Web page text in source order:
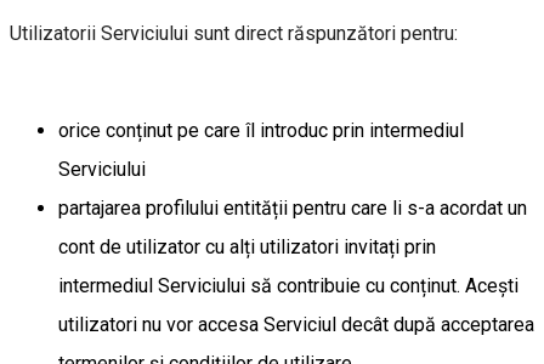
Utilizatorii Serviciului sunt direct răspunzători pentru:
orice conținut pe care îl introduc prin intermediul
Serviciului
partajarea profilului entității pentru care li s-a acordat un
cont de utilizator cu alți utilizatori invitați prin
intermediul Serviciului să contribuie cu conținut. Acești
utilizatori nu vor accesa Serviciul decât după acceptarea